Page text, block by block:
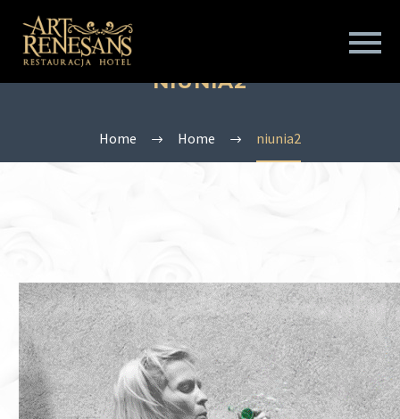
NIUNIA2
Home Home niunia2